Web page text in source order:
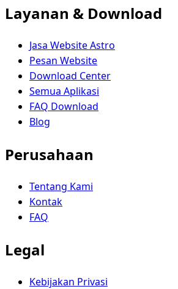
Layanan & Download
Jasa Website Astro
Pesan Website
Download Center
Semua Aplikasi
FAQ Download
Blog
Perusahaan
Tentang Kami
Kontak
FAQ
Legal
Kebijakan Privasi